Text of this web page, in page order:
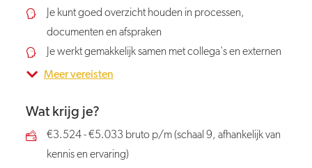
Je kunt goed overzicht houden in processen,
documenten en afspraken
Je werkt gemakkelijk samen met collega's en externen
Meer vereisten
Wat krijg je?
€3.524 - €5.033 bruto p/m (schaal 9, afhankelijk van
kennis en ervaring)